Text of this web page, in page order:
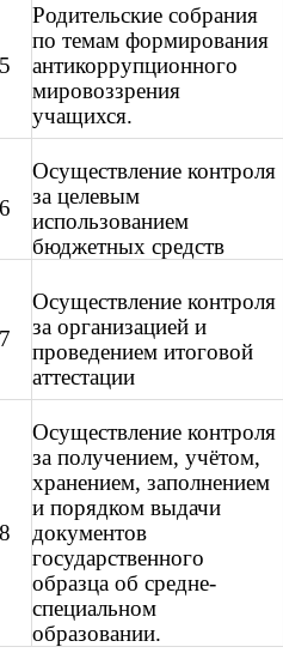
Родительские собрания
по темам формирования
антикоррупционного
мировоззрения
учащихся.
Осуществление контроля
за целевым
использованием
бюджетных средств
Осуществление контроля
за организацией и
проведением итоговой
аттестации
Осуществление контроля
за получением, учётом,
хранением, заполнением
и порядком выдачи
документов
государственного
образца об средне-
специальном
образовании.